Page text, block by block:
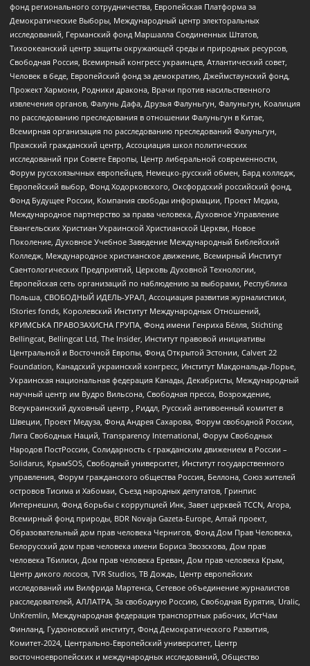
фонд регионального сотрудничества, Европейская Платформа за
Демократические Выборы, Международный центр электоральных
исследований, Германский фонд Маршалла Соединенных Штатов,
Тихоокеанский центр защиты окружающей среды и природных ресурсов,
Свободная Россия, Всемирный конгресс украинцев, Атлантический совет,
Человек в беде, Европейский фонд за демократию, Джеймстаунский фонд,
Прожект Хармони, Родники дракона, Врачи против насильственного
извлечения органов, Фалунь Дафа, Друзья Фалуньгун, Фалуньгун, Коалиция
по расследованию преследования в отношении Фалуньгун в Китае,
Всемирная организация по расследованию преследований Фалуньгун,
Пражский гражданский центр, Ассоциация школ политических
исследований при Совете Европы, Центр либеральной современности,
Форум русскоязычных европейцев, Немецко-русский обмен, Бард колледж,
Европейский выбор, Фонд Ходорковского, Оксфордский российский фонд,
Фонд Будущее России, Компания свободы информации, Проект Медиа,
Международное партнерство за права человека, Духовное Управление
Евангельских Христиан Украинской Христианской Церкви, Новое
Поколение, Духовное Учебное Заведение Международный Библейский
Колледж, Международное христианское движение, Всемирный Институт
Саентологических Предприятий, Церковь Духовной Технологии,
Европейская сеть организаций по наблюдению за выборами, Республика
Польша, СВОБОДНЫЙ ИДЕЛЬ-УРАЛ, Ассоциация развития журналистики,
IStories fonds, Королевский Институт Международных Отношений,
КРИМСЬКА ПРАВОЗАХИСНА ГРУПА, Фонд имени Генриха Бёлля, Stichting
Bellingcat, Bellingcat Ltd, The Insider, Институт правовой инициативы
Центральной и Восточной Европы, Фонд Открытой Эстонии, Calvert 22
Foundation, Канадский украинский конгресс, Институт Макдональда-Лорье,
Украинская национальная федерация Канады, Декабристы, Международный
научный центр им Вудро Вильсона, Свободная пресса, Возрождение,
Всеукраинский духовный центр , Риддл, Русский антивоенный комитет в
Швеции, Проект Медуза, Фонд Андрея Сахарова, Форум свободной России,
Лига Свободных Наций, Transparеncy International, Форум Свободных
Народов ПостРоссии, Солидарность с гражданским движением в России –
Solidarus, КрымSOS, Свободный университет, Институт государственного
управления, Форум гражданского общества Россия, Беллона, Союз жителей
островов Тисима и Хабомаи, Съезд народных депутатов, Гринпис
Интернешнл, Фонд борьбы с коррупцией Инк, Завет церквей TCCN, Агора,
Всемирный фонд природы, BDR Novaja Gazeta-Europe, Алтай проект,
Образовательный дом прав человека Чернигов, Фонд Дом Прав Человека,
Белорусский дом прав человека имени Бориса Звозскова, Дом прав
человека Тбилиси, Дом прав человека Ереван, Дом прав человека Крым,
Центр дикого лосося, TVR Studios, ТВ Дождь, Центр европейских
исследований им Вилфрида Мартенса, Сетевое объединение журналистов
расследователей, АЛЛАТРА, За свободную Россию, Свободная Бурятия, Uralic,
UnKremlin, Международная федерация транспортных рабочих, ИстЧам
Финланд, Гудзоновский институт, Фонд Демократического Развития,
Комитет-2024, Центрально-Европейский университет, Центр
восточноевропейских и международных исследований, Общество